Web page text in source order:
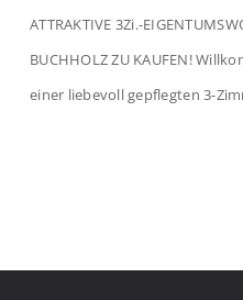
ATTRAKTIVE 3Zi.-
BUCHHOLZ ZU KAUFEN!
einer liebevoll gepflegten 3-